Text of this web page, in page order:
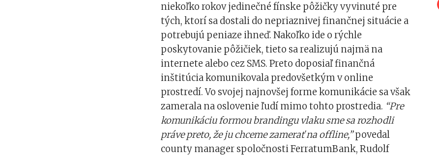
niekoľko rokov jedinečné fínske pôžičky vyvinuté pre
tých, ktorí sa dostali do nepriaznivej finančnej situácie a
potrebujú peniaze ihneď. Nakoľko ide o rýchle
poskytovanie pôžičiek, tieto sa realizujú najmä na
internete alebo cez SMS. Preto doposiaľ finančná
inštitúcia komunikovala predovšetkým v online
prostredí. Vo svojej najnovšej forme komunikácie sa však
zamerala na oslovenie ľudí mimo tohto prostredia. “Pre
komunikáciu formou brandingu vlaku sme sa rozhodli
práve preto, že ju chceme zamerať na offline,”povedal
county manager spoločnosti FerratumBank, Rudolf